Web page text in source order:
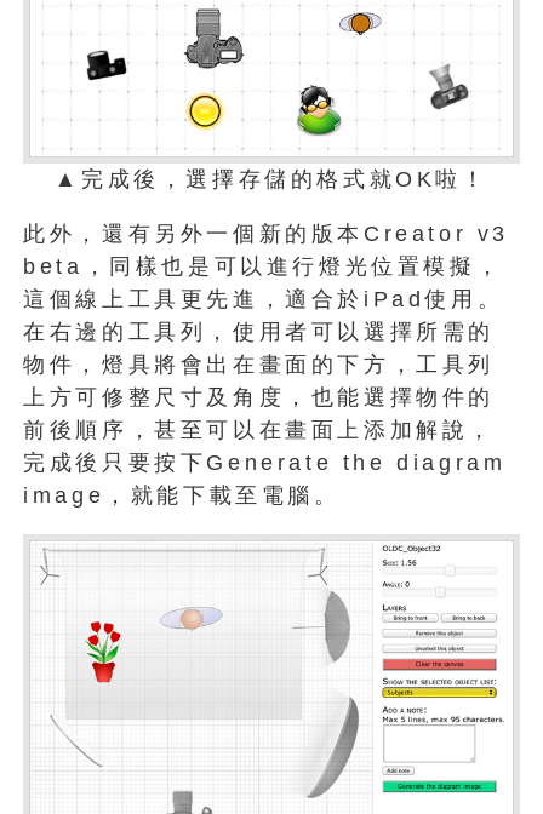
▲完成後，選擇存儲的格式就OK啦！
此外，還有另外一個新的版本Creator v3
beta，同樣也是可以進行燈光位置模擬，
這個線上工具更先進，適合於iPad使用。
在右邊的工具列，使用者可以選擇所需的
物件，燈具將會出在畫面的下方，工具列
上方可修整尺寸及角度，也能選擇物件的
前後順序，甚至可以在畫面上添加解說，
完成後只要按下Generate the diagram
image，就能下載至電腦。